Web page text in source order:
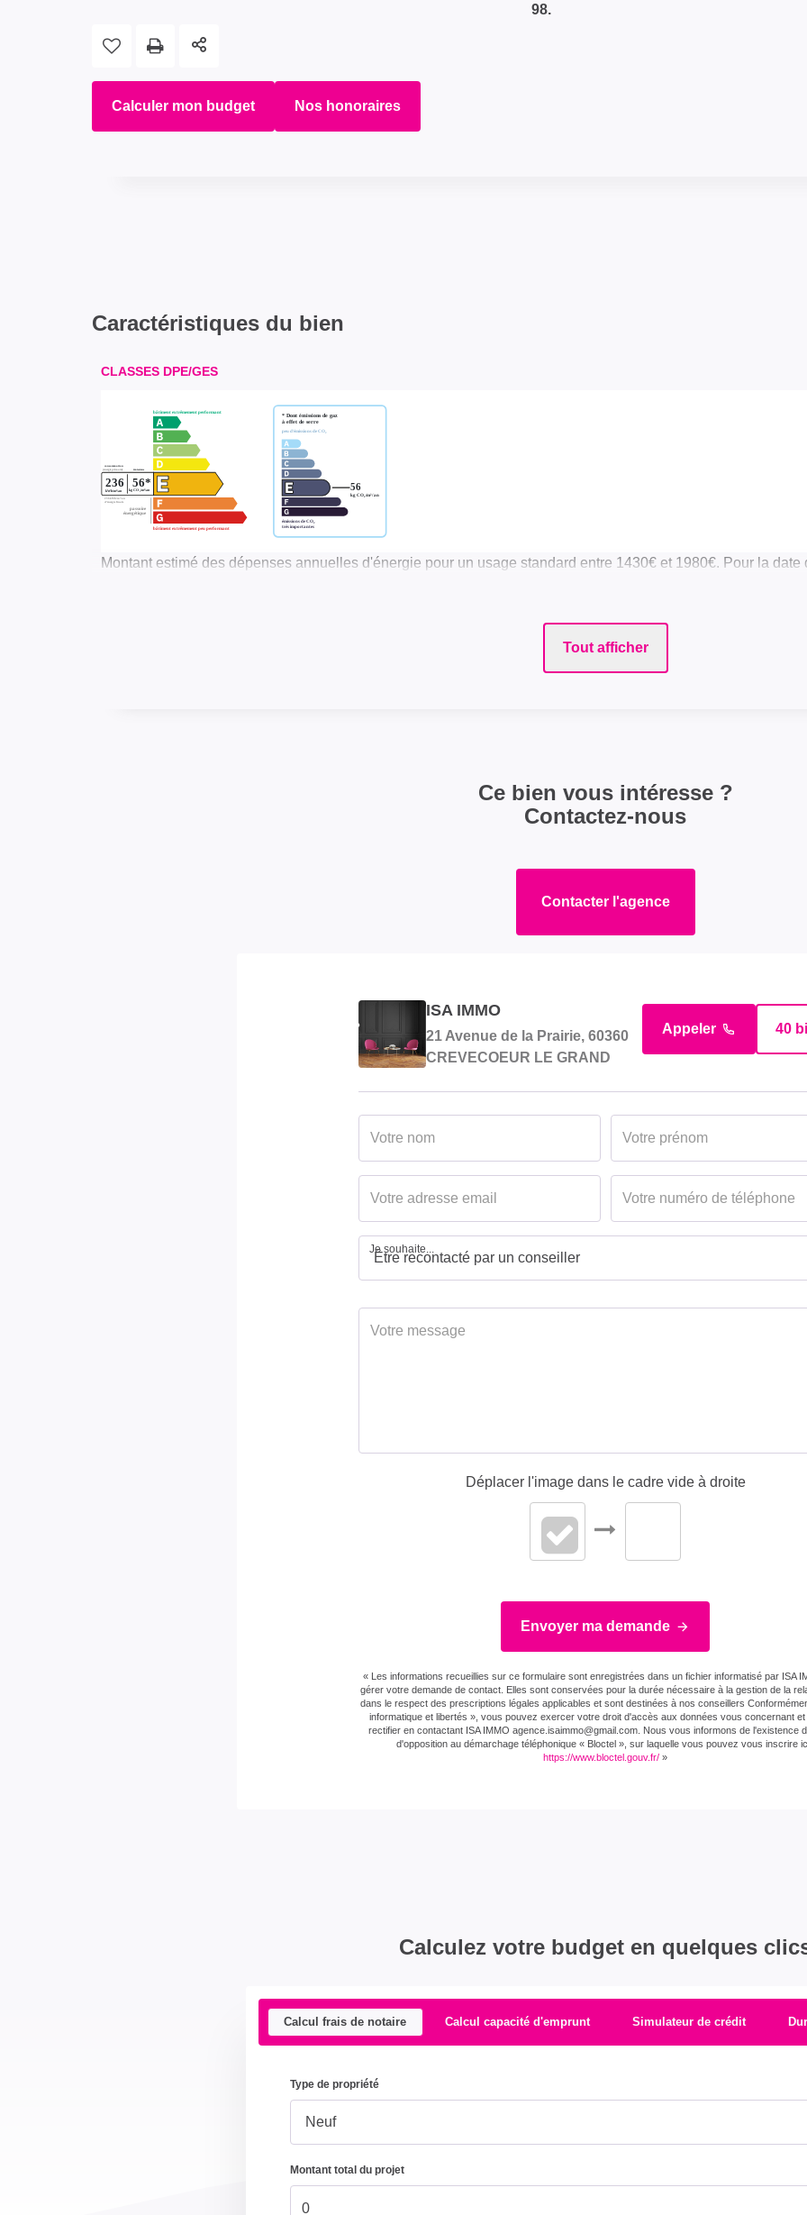
Calculer mon budget Nos honoraires
98.
Caractéristiques du bien
CLASSES DPE/GES
Montant estimé des dépenses annuelles d'énergie pour un usage standard entre 1430€ et 1980€. Pour la date
Tout afficher
Ce bien vous intéresse ?
Contactez-nous
Contacter l'agence
ISA IMMO
21 Avenue de la Prairie, 60360
CREVECOEUR LE GRAND
Appeler 40
Je souhaite...
Déplacer l'image dans le cadre vide à droite
Envoyer ma demande
« Les informations recueillies sur ce formulaire sont enregistrées dans un fichier informatisé par ISA
gérer votre demande de contact. Elles sont conservées pour la durée nécessaire à la gestion de la
dans le respect des prescriptions légales applicables et sont destinées à nos conseillers
informatique et libertés », vous pouvez exercer votre droit d'accès aux données vous concernant et
rectifier en contactant ISA IMMO agence.isaimmo@gmail.com . Nous vous informons de l'existence
d'opposition au démarchage téléphonique « Bloctel », sur laquelle vous pouvez vous inscrire
https://www.bloctel.gouv.fr/ »
Calculez votre budget en quelques
Calcul frais de notaire Calcul capacité d'emprunt Simulateur de crédit